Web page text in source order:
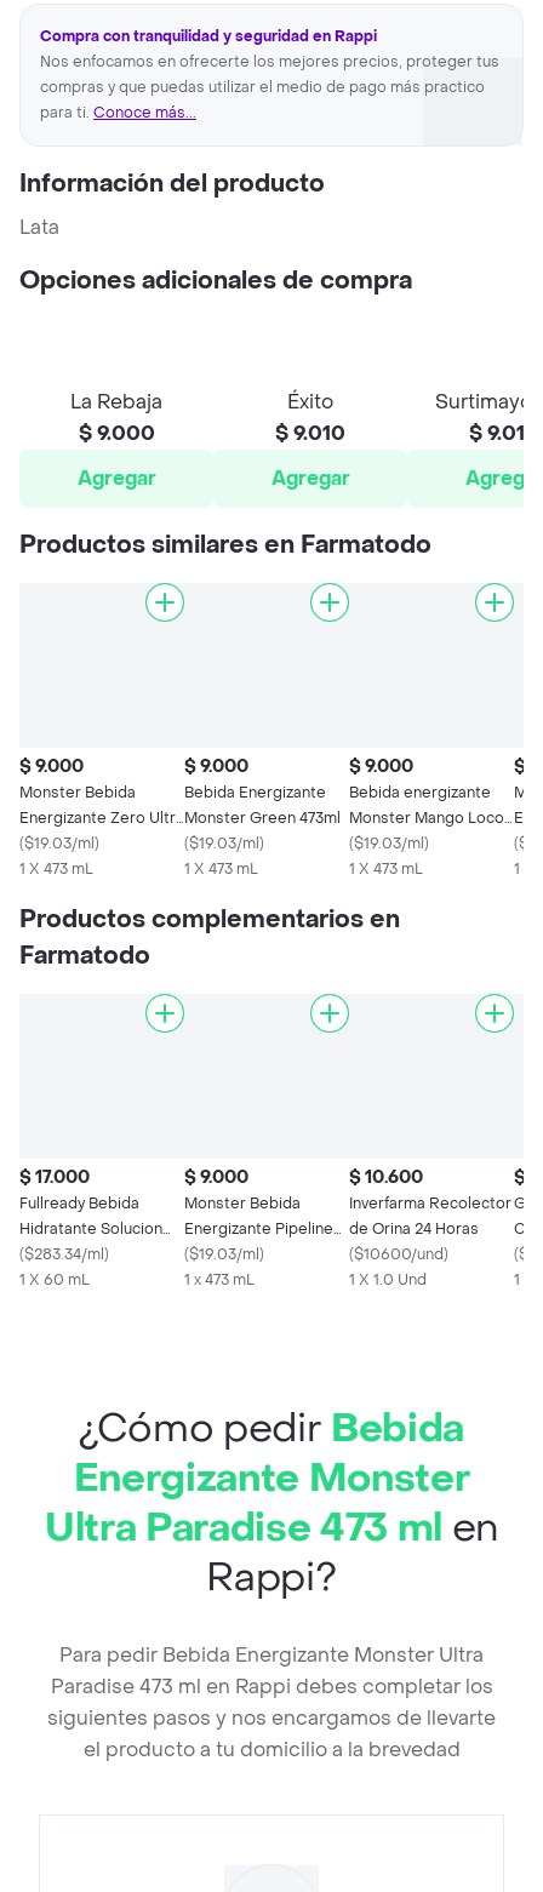
Compra con tranquilidad y seguridad en Rappi
Nos enfocamos en ofrecerte los mejores precios, proteger tus
compras y que puedas utilizar el medio de pago más practico
para ti. Conoce más...
Información del producto
Lata
Opciones adicionales de compra
La Rebaja
$ 9.000
Agregar
Éxito
$ 9.010
Agregar
$ 9.010
Agregar
Productos similares en Farmatodo
$ 9.000
Monster Bebida
Energizante Zero Ultra
473 mL
($19.03/ml)
1 X 473 mL
$ 9.000
Bebida Energizante
Monster Green 473ml
($19.03/ml)
1 X 473 mL
$ 9.000
Bebida energizante
Monster Mango Loco
437ml
($19.03/ml)
1 X 473 mL
$
(
1 x
Productos complementarios en
Farmatodo
$ 17.000
Fullready Bebida
Hidratante Solucion
Para El Guayuabo 60
Ml
($283.34/ml)
1 X 60 mL
$ 9.000
Monster Bebida
Energizante Pipeline
Punch 473 mL
($19.03/ml)
1 x 473 mL
$ 10.600
Inverfarma Recolector
de Orina 24 Horas
($10600/und)
1 X 1.0 Und
$
(
1 X
¿Cómo pedir Bebida
Energizante Monster
Ultra Paradise 473 ml en
Rappi?
Para pedir Bebida Energizante Monster Ultra
Paradise 473 ml en Rappi debes completar los
siguientes pasos y nos encargamos de llevarte
el producto a tu domicilio a la brevedad